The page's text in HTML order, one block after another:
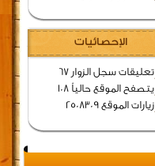
الإحصائيات
تعليقات سجل الزوار 67
يتصفح الموقع حالياً 108
زيارات الموقع 2508309